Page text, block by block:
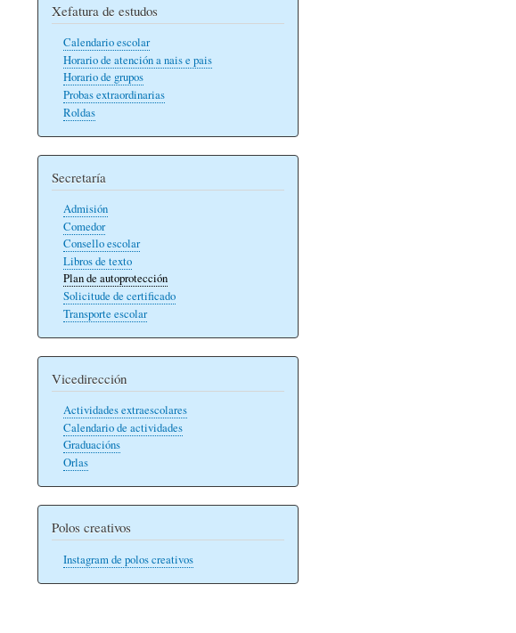
Xefatura de estudos
Calendario escolar
Horario de atención a nais e pais
Horario de grupos
Probas extraordinarias
Roldas
Secretaría
Admisión
Comedor
Consello escolar
Libros de texto
Plan de autoprotección
Solicitude de certificado
Transporte escolar
Vicedirección
Actividades extraescolares
Calendario de actividades
Graduacións
Orlas
Polos creativos
Instagram de polos creativos